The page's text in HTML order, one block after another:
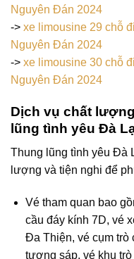
Nguyên Đán 2024
-> xe limousine 29 chỗ
Nguyên Đán 2024
-> xe limousine 30 chỗ
Nguyên Đán 2024
Dịch vụ chất
lũng tình yêu Đà
Thung lũng tình yêu Đà
lượng và tiện nghi để
Vé tham quan bao
cầu đáy kính 7D, vé
Đa Thiện, vé cụm trò
tượng sáp, vé khu